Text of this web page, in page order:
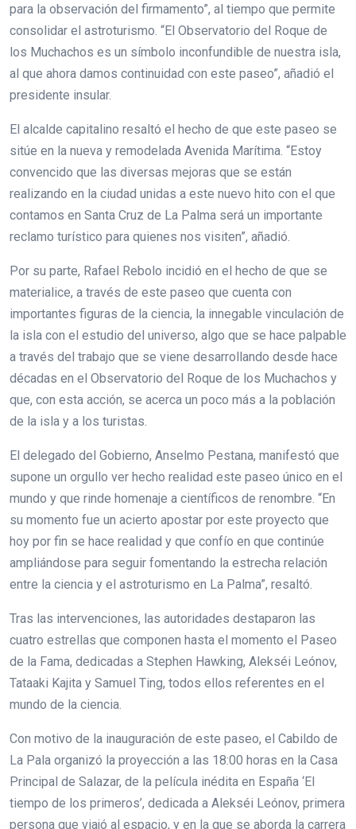
para la observación del firmamento”, al tiempo que permite
consolidar el astroturismo. “El Observatorio del Roque de
los Muchachos es un símbolo inconfundible de nuestra isla,
al que ahora damos continuidad con este paseo”, añadió el
presidente insular.
El alcalde capitalino resaltó el hecho de que este paseo se
sitúe en la nueva y remodelada Avenida Marítima. “Estoy
convencido que las diversas mejoras que se están
realizando en la ciudad unidas a este nuevo hito con el que
contamos en Santa Cruz de La Palma será un importante
reclamo turístico para quienes nos visiten”, añadió.
Por su parte, Rafael Rebolo incidió en el hecho de que se
materialice, a través de este paseo que cuenta con
importantes figuras de la ciencia, la innegable vinculación de
la isla con el estudio del universo, algo que se hace palpable
a través del trabajo que se viene desarrollando desde hace
décadas en el Observatorio del Roque de los Muchachos y
que, con esta acción, se acerca un poco más a la población
de la isla y a los turistas.
El delegado del Gobierno, Anselmo Pestana, manifestó que
supone un orgullo ver hecho realidad este paseo único en el
mundo y que rinde homenaje a científicos de renombre. “En
su momento fue un acierto apostar por este proyecto que
hoy por fin se hace realidad y que confío en que continúe
ampliándose para seguir fomentando la estrecha relación
entre la ciencia y el astroturismo en La Palma”, resaltó.
Tras las intervenciones, las autoridades destaparon las
cuatro estrellas que componen hasta el momento el Paseo
de la Fama, dedicadas a Stephen Hawking, Alekséi Leónov,
Tataaki Kajita y Samuel Ting, todos ellos referentes en el
mundo de la ciencia.
Con motivo de la inauguración de este paseo, el Cabildo de
La Pala organizó la proyección a las 18:00 horas en la Casa
Principal de Salazar, de la película inédita en España ‘El
tiempo de los primeros’, dedicada a Alekséi Leónov, primera
persona que viajó al espacio, y en la que se aborda la carrera